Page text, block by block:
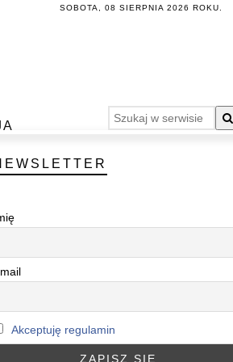
SOBOTA, 08 SIERPNIA 2026 ROKU.
Akceptuję regulamin